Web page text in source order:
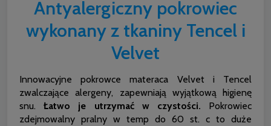
Antyalergiczny pokrowiec
wykonany z tkaniny Tencel i
Velvet
Innowacyjne pokrowce materaca Velvet i Tencel
zwalczające alergeny, zapewniają wyjątkową higienę
snu.Łatwo je utrzymać w czystości. Pokrowiec
zdejmowalny pralny w temp do 60 st. c to duże